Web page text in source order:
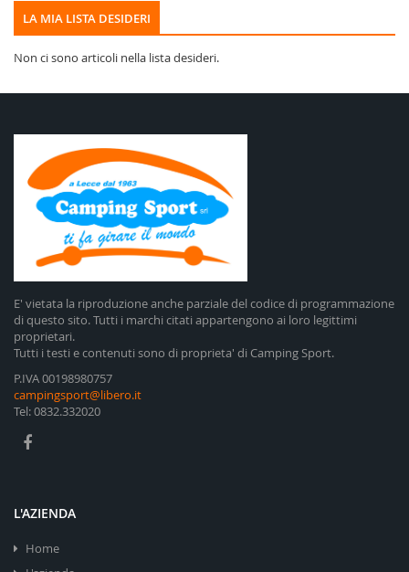
LA MIA LISTA DESIDERI
Non ci sono articoli nella lista desideri.
E' vietata la riproduzione anche parziale del codice di programmazione
di questo sito. Tutti i marchi citati appartengono ai loro legittimi
proprietari.
Tutti i testi e contenuti sono di proprieta' di Camping Sport.
P.IVA 00198980757
campingsport@libero.it
Tel: 0832.332020
L'AZIENDA
Home